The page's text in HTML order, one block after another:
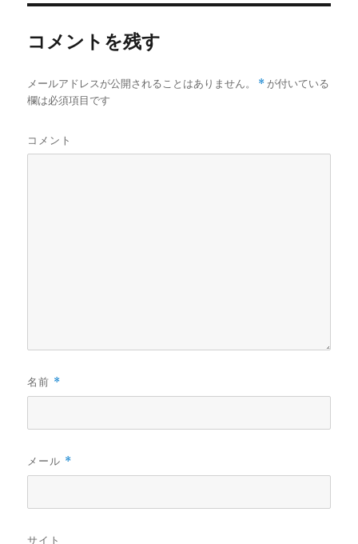
コメントを残す
メールアドレスが公開されることはありません。 *が付いている
欄は必須項目です
コメント
名前 *
メール *
サイト